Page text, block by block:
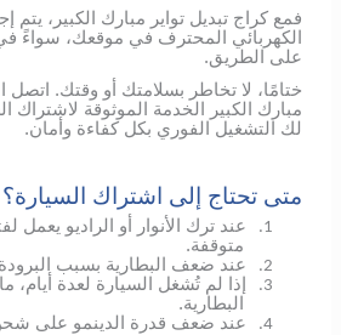
فمع كراج تبديل تواير مبارك الكبير، يتم
الكهربائي المحترف في موقعك، سواءً
على الطريق.
ختامًا، لا تخاطر بسلامتك أو وقتك. اتصل
مبارك الكبير الخدمة الموثوقة لاشتراك
لك التشغيل الفوري بكل كفاءة وأمان.
متى تحتاج إلى اشتراك السيارة؟
1.
عند ترك الأنوار أو الراديو يعمل
متوقفة.
2. عند ضعف البطارية بسبب البرودة
3.
إذا لم تُشغل السيارة لعدة أيام،
البطارية.
4. عند ضعف قدرة الدينمو على